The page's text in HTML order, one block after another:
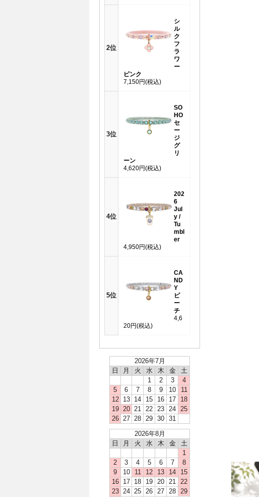
2位
シ
ル
ク
フ
ラ
ワ
ー
ピンク
7,150円(税込)
3位
SO
HO
セ
ー
ジ
グ
リ
ーン
4,620円(税込)
4位
202
6
Jul
y /
Tu
mbl
er
4,950円(税込)
5位
CA
ND
Y
ピ
ー
チ
4,6
20円(税込)
2026年7月
日
月 火 水 木 金
土
1
2 3
4
5
6 7 8 9 10
11
12
13 14 15 16 17
18
19
20 21 22 23 24
25
26
27 28 29 30 31
2026年8月
日
月 火 水 木 金
土
1
2
3 4 5 6 7
8
9
10 11 12 13 14
15
16
17 18 19 20 21
22
23
24 25 26 27 28
29